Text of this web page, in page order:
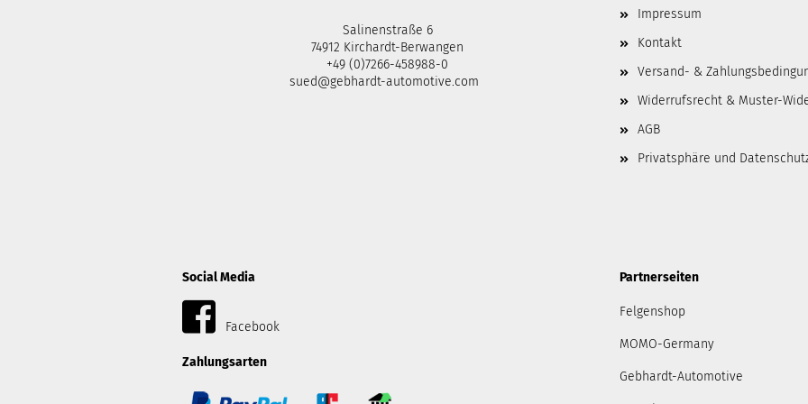
Salinenstraße 6
74912 Kirchardt-Berwangen
+49 (0)7266-458988-0
sued@gebhardt-automotive.com
Impressum
Kontakt
Versand- &
Widerrufsrecht & Muster-
AGB
Privatsphäre und
Social Media
Facebook
Zahlungsarten
Partnerseiten
Felgenshop
MOMO-Germany
Gebhardt-Automotive